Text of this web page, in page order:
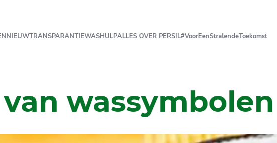
NIEUWTRANSPARANTIEWASHULPALLES OVER PERSIL#VoorEenStralendeToekomst
wassymbolen